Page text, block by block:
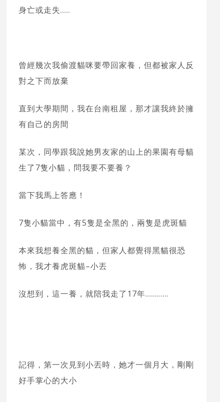
身亡或走失…..
曾經幾次我偷渡貓咪要帶回家養，但都被家人反
對之下而放棄
直到大學期間，我在台南租屋，那才讓我終於擁
有自己的房間
某次，同學跟我說她男友家的山上的果園有母貓
生了7隻小貓，問我要不要養？
當下我馬上答應！
7隻小貓當中，有5隻是全黑的，兩隻是虎斑貓
本來我想養全黑的貓，但家人都覺得黑貓很恐
怖，我才養虎斑貓–小丟
沒想到，這一養，就陪我走了17年…………
記得，第一次見到小丟時，她才一個月大，剛剛
好手掌心的大小